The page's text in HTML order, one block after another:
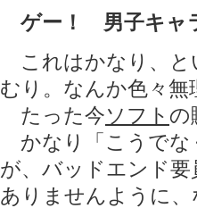
ゲー！ 男子キャ
これはかなり、
むり。なんか色々無
たった今ソフト の
かなり「こうでな
が、バッドエンド要
ありませんように、